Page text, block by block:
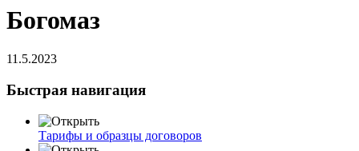
Богомаз
11.5.2023
Быстрая навигация
Тарифы и образцы договоров